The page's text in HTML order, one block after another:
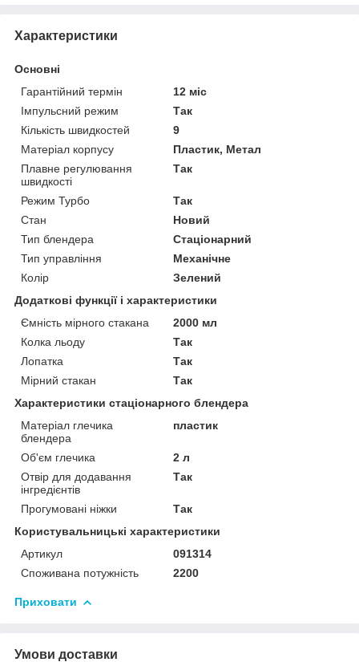
Характеристики
Основні
Гарантійний термін
12 міс
Імпульсний режим
Так
Кількість швидкостей
9
Матеріал корпусу
Пластик, Метал
Плавне регулювання
швидкості
Так
Режим Турбо
Так
Стан
Новий
Тип блендера
Стаціонарний
Тип управління
Механічне
Колір
Зелений
Додаткові функції і характеристики
Ємність мірного стакана
2000 мл
Колка льоду
Так
Лопатка
Так
Мірний стакан
Так
Характеристики стаціонарного блендера
Матеріал глечика
блендера
пластик
Об'єм глечика
2 л
Отвір для додавання
інгредієнтів
Так
Прогумовані ніжки
Так
Користувальницькі характеристики
Артикул
091314
Споживана потужність
2200
Приховати
Умови доставки